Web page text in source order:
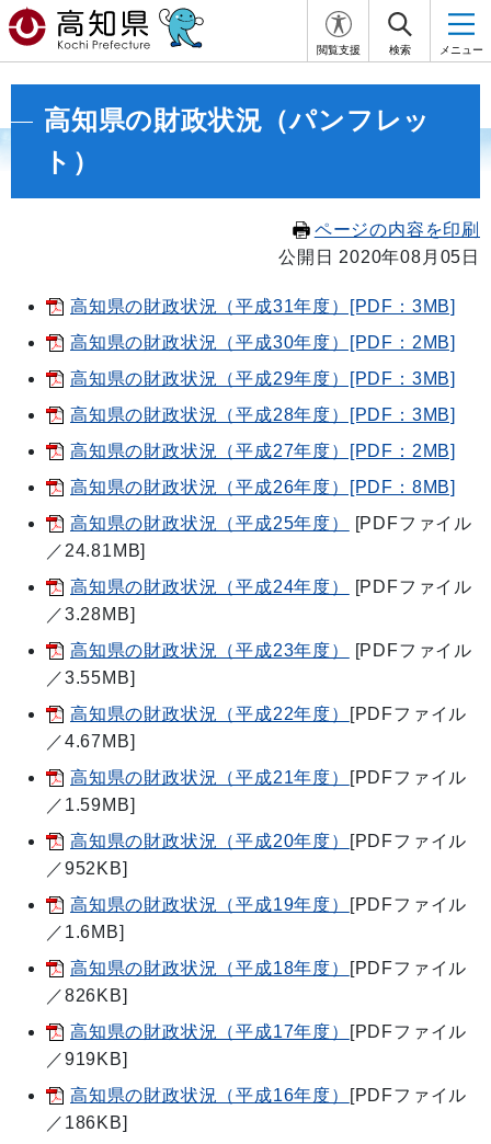
閲覧支援 検索 メニュー
高知県の財政状況（パンフレッ
ト）
ページの内容を印刷
公開日 2020年08月05日
高知県の財政状況（平成31年度）[PDF：3MB]
高知県の財政状況（平成30年度）[PDF：2MB]
高知県の財政状況（平成29年度）[PDF：3MB]
高知県の財政状況（平成28年度）[PDF：3MB]
高知県の財政状況（平成27年度）[PDF：2MB]
高知県の財政状況（平成26年度）[PDF：8MB]
高知県の財政状況（平成25年度）
[PDFファイル
／24.81MB]
高知県の財政状況（平成24年度）
[PDFファイル
／3.28MB]
高知県の財政状況（平成23年度）
[PDFファイル
／3.55MB]
高知県の財政状況（平成22年度）
[PDFファイル
／4.67MB]
高知県の財政状況（平成21年度）
[PDFファイル
／1.59MB]
高知県の財政状況（平成20年度）
[PDFファイル
／952KB]
高知県の財政状況（平成19年度）
[PDFファイル
／1.6MB]
高知県の財政状況（平成18年度）
[PDFファイル
／826KB]
高知県の財政状況（平成17年度）
[PDFファイル
／919KB]
高知県の財政状況（平成16年度）
[PDFファイル
／186KB]